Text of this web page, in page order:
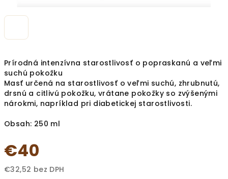
Prírodná intenzívna starostlivosť o popraskanú a veľmi
suchú pokožku
Masť určená na starostlivosť o veľmi suchú, zhrubnutú,
drsnú a citlivú pokožku, vrátane pokožky so zvýšenými
nárokmi, napríklad pri diabetickej starostlivosti.
Obsah: 250 ml
€40
€32,52 bez DPH